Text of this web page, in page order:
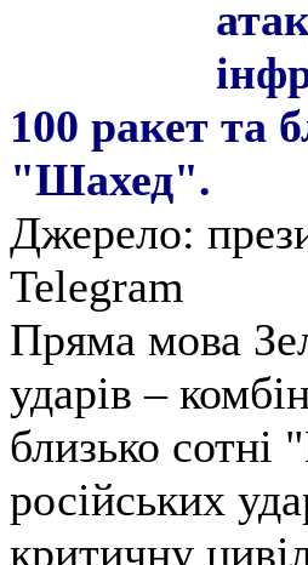
100 ракет та
"Шахед".
Джерело:
Telegram
Пряма мова
ударів –
близько сотні
російських
критичну